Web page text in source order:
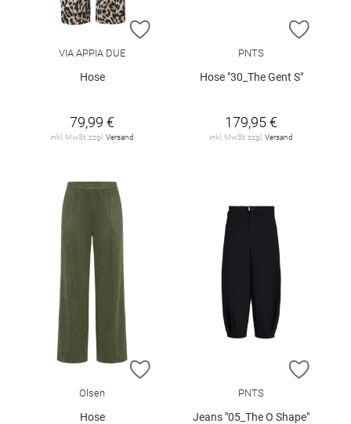
ZUR WUNSCHLISTE HINZUFÜGEN
VIA APPIA DUE
Hose
79,99 €
inkl. MwSt. zzgl. Versand
ZUR
PNTS
Hose "30_The Gent S"
179,95 €
inkl. MwSt. zzgl. Versand
ZUR WUNSCHLISTE HINZUFÜGEN
Olsen
Hose
ZUR
PNTS
Jeans "05_The O Shape"